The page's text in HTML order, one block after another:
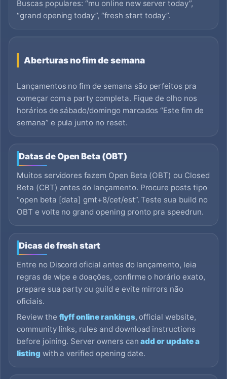
Buscas populares: “mu online new server today”,
“grand opening today”, “fresh start today”.
Aberturas no fim de semana
Lançamentos no fim de semana são perfeitos pra
começar com a party completa. Fique de olho nos
horários de sábado/domingo marcados “Este fim de
semana” e pula junto no reset.
Datas de Open Beta (OBT)
Muitos servidores fazem Open Beta (OBT) ou Closed
Beta (CBT) antes do lançamento. Procure posts tipo
“open beta [data] gmt+8/cet/est”. Teste sua build no
OBT e volte no grand opening pronto pra speedrun.
Dicas de fresh start
Entre no Discord oficial antes do lançamento, leia
regras de wipe e doações, confirme o horário exato,
prepare sua party ou guild e evite mirrors não
oficiais.
Review the flyff online rankings, official website,
community links, rules and download instructions
before joining. Server owners canadd or update a
listing with a verified opening date.